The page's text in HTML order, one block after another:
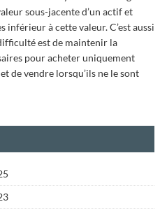
sous-jacente d’un actif et
inférieur à cette valeur. C’est aussi
est de maintenir la
pour acheter uniquement
de vendre lorsqu’ils ne le sont